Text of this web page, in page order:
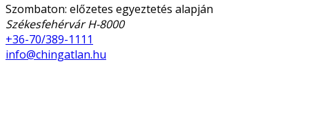
Szombaton: előzetes egyeztetés alapján
Székesfehérvár H-8000
+36-70/389-1111
info@chingatlan.hu